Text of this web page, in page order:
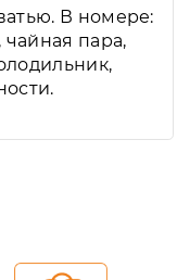
В номере:
пара,